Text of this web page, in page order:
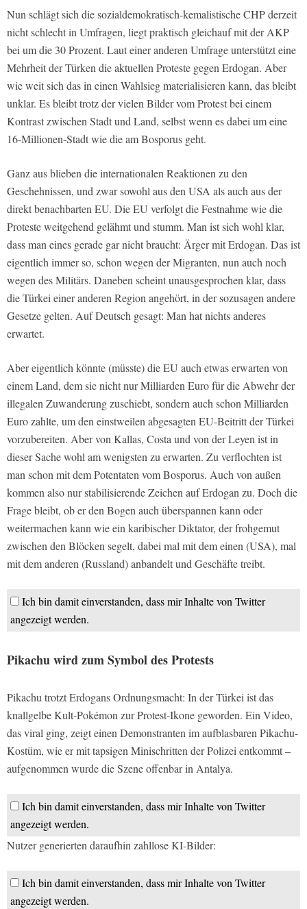
Nun schlägt sich die sozialdemokratisch-kemalistische CHP derzeit
nicht schlecht in Umfragen, liegt praktisch gleichauf mit der AKP
bei um die 30 Prozent. Laut einer anderen Umfrage unterstützt eine
Mehrheit der Türken die aktuellen Proteste gegen Erdogan. Aber
wie weit sich das in einen Wahlsieg materialisieren kann, das bleibt
unklar. Es bleibt trotz der vielen Bilder vom Protest bei einem
Kontrast zwischen Stadt und Land, selbst wenn es dabei um eine
16-Millionen-Stadt wie die am Bosporus geht.
Ganz aus blieben die internationalen Reaktionen zu den
Geschehnissen, und zwar sowohl aus den USA als auch aus der
direkt benachbarten EU. Die EU verfolgt die Festnahme wie die
Proteste weitgehend gelähmt und stumm. Man ist sich wohl klar,
dass man eines gerade gar nicht braucht: Ärger mit Erdogan. Das ist
eigentlich immer so, schon wegen der Migranten, nun auch noch
wegen des Militärs. Daneben scheint unausgesprochen klar, dass
die Türkei einer anderen Region angehört, in der sozusagen andere
Gesetze gelten. Auf Deutsch gesagt: Man hat nichts anderes
erwartet.
Aber eigentlich könnte (müsste) die EU auch etwas erwarten von
einem Land, dem sie nicht nur Milliarden Euro für die Abwehr der
illegalen Zuwanderung zuschiebt, sondern auch schon Milliarden
Euro zahlte, um den einstweilen abgesagten EU-Beitritt der Türkei
vorzubereiten. Aber von Kallas, Costa und von der Leyen ist in
dieser Sache wohl am wenigsten zu erwarten. Zu verflochten ist
man schon mit dem Potentaten vom Bosporus. Auch von außen
kommen also nur stabilisierende Zeichen auf Erdogan zu. Doch die
Frage bleibt, ob er den Bogen auch überspannen kann oder
weitermachen kann wie ein karibischer Diktator, der frohgemut
zwischen den Blöcken segelt, dabei mal mit dem einen (USA), mal
mit dem anderen (Russland) anbandelt und Geschäfte treibt.
Ich bin damit einverstanden, dass mir Inhalte von Twitter
angezeigt werden.
Pikachu wird zum Symbol des Protests
Pikachu trotzt Erdogans Ordnungsmacht: In der Türkei ist das
knallgelbe Kult-Pokémon zur Protest-Ikone geworden. Ein Video,
das viral ging, zeigt einen Demonstranten im aufblasbaren Pikachu-
Kostüm, wie er mit tapsigen Minischritten der Polizei entkommt –
aufgenommen wurde die Szene offenbar in Antalya.
Ich bin damit einverstanden, dass mir Inhalte von Twitter
angezeigt werden.
Nutzer generierten daraufhin zahllose KI-Bilder:
Ich bin damit einverstanden, dass mir Inhalte von Twitter
angezeigt werden.